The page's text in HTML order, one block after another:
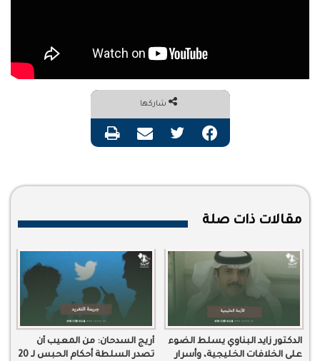
شاركها
فيسبوك تويتر مشاركة عبر البريد طباعة
مقالات ذات صلة
الدكتور زايد البناوي يسلط الضوء
على الخلافات الخليجية، وأسرار
أريج السدحان: من المعيب أن
تصدر السلطة أحكام الحبس لـ 20